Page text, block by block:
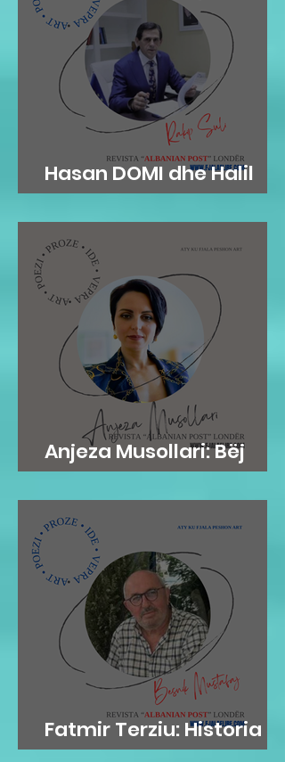
Hasan DOMI dhe Halil
RAMA: KAMZA...
Anjeza Musollari: Bëj
mirë dhe harroje
Fatmir Terziu: Historia si